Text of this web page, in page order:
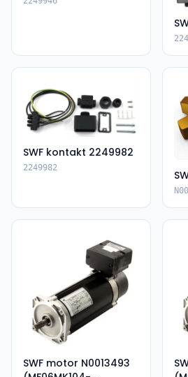
SWF kontakt 2249982
2249982
SWF motor N0013493